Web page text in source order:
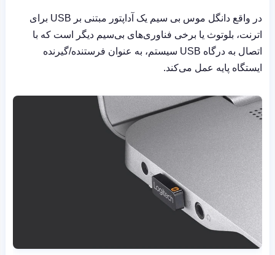
در واقع دانگل موس بی سیم یک آداپتور مبتنی بر USB برای
اترنت، بلوتوث یا برخی فناوری‌های بی‌سیم دیگر است که با
اتصال به درگاه USB سیستم، به عنوان فرستنده/گیرنده
ایستگاه پایه عمل می‌کند.